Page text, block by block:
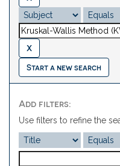
Start a new search
Add filters:
Use filters to refine the